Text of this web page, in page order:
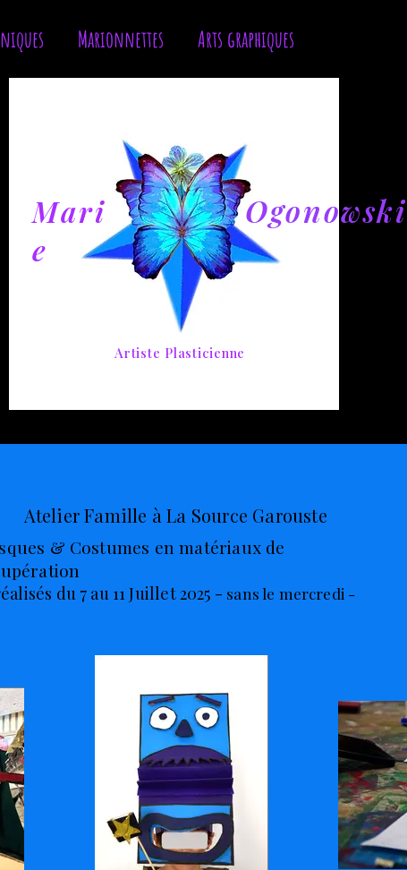
Marionnettes Arts graphiques
Mari
e
Ogonowski
Artiste Plasticienne
Atelier Famille à La Source Garouste
& Costumes en matériaux de
du 7 au 11 Juillet 2025 - sans le mercredi -